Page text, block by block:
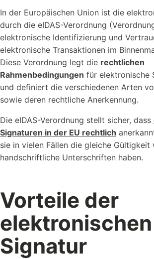
In der Europäischen Union ist die
durch die eIDAS-Verordnung
elektronische Identifizierung und
elektronische Transaktionen im
Diese Verordnung legt die rechtlichen
Rahmenbedingungen für elektronische
und definiert die verschiedenen Arten
sowie deren rechtliche Anerkennung.
Die eIDAS-Verordnung stellt sicher, dass
Signaturen in der EU rechtlich
sie in vielen Fällen die gleiche Gültigkeit
handschriftliche Unterschriften haben.
Vorteile der
elektronischen
Signatur